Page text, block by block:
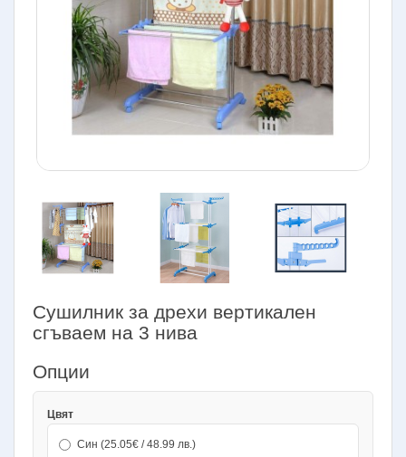
Сушилник за дрехи вертикален
сгъваем на 3 нива
Опции
Цвят
Син (25.05€ / 48.99 лв.)